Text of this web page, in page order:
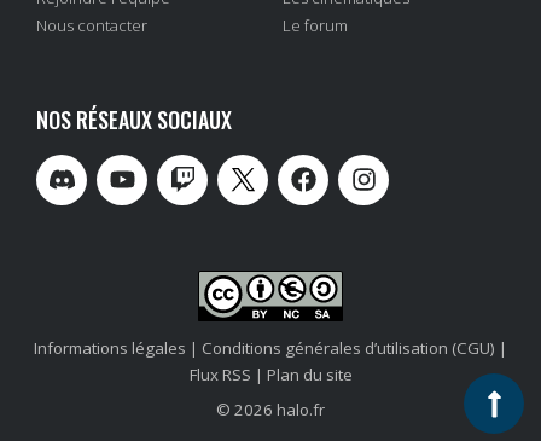
Nous contacter
Le forum
NOS RÉSEAUX SOCIAUX
Informations légales | Conditions générales d’utilisation (CGU) |
Flux RSS | Plan du site
© 2026 halo.fr